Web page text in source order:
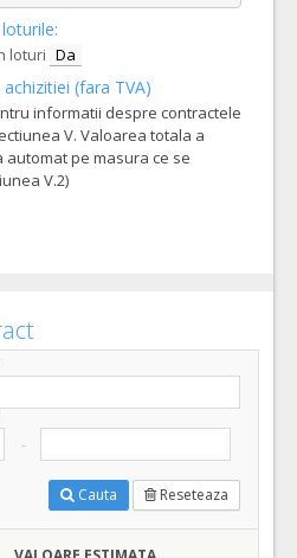
loturi Da
(fara TVA)
informatii despre contractele
V. Valoarea totala a
pe masura ce se
V.2)
Cauta Reseteaza